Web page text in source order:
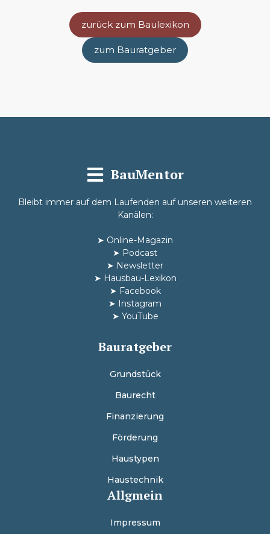
zurück zum Baulexikon
zum Bauratgeber
BauMentor
Bleibt immer auf dem Laufenden auf unseren weiteren
Kanälen:
➤ Online-Magazin
➤ Podcast
➤ Newsletter
➤ Hausbau-Lexikon
➤ Facebook
➤ Instagram
➤ YouTube
Bauratgeber
Grundstück
Baurecht
Finanzierung
Förderung
Haustypen
Haustechnik
Allgmein
Impressum